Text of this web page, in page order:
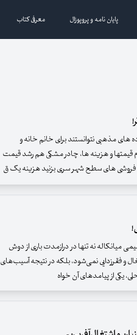
پایان نامه و پروپوزال معرفی کتاب
های مذهبی نتوانستند برای خانم خانه و
قیمتها و هزینه ها، چادر مشکی هم رشد قیمت
فروشی های سطح شهر سری بزنید هزینه یک ق
نه تنها در درازمدت باری از دوش
و فقرزدایی نمی‌شود، بلکه در نتیجه آسیب‌های
یکی از پیامدهای آن خواه